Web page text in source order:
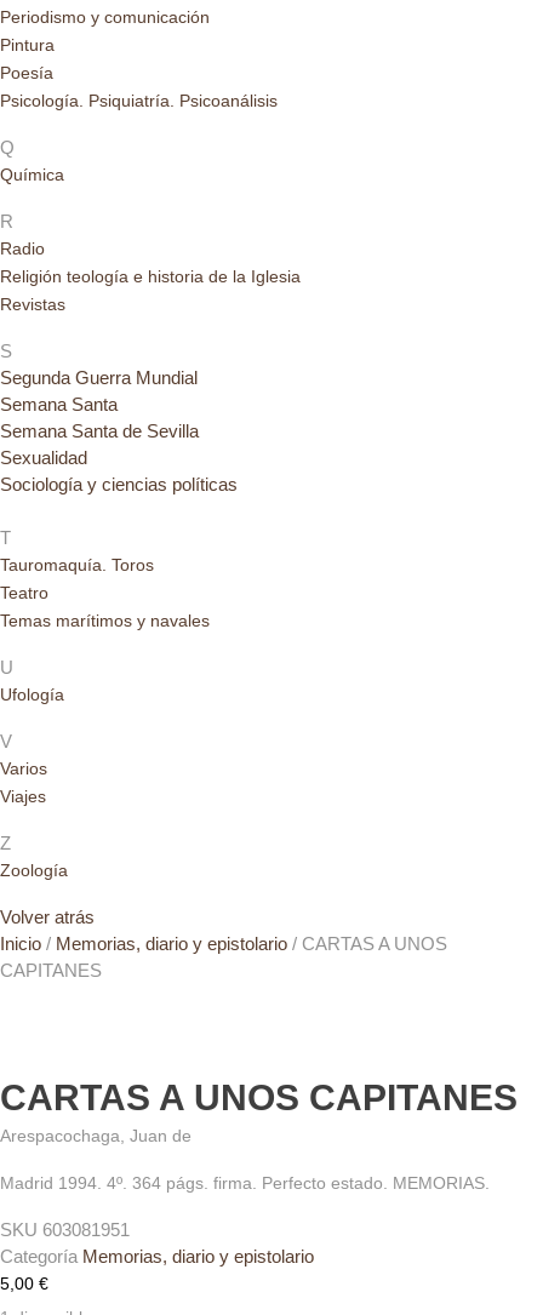
Periodismo y comunicación
Pintura
Poesía
Psicología. Psiquiatría. Psicoanálisis
Q
Química
R
Radio
Religión teología e historia de la Iglesia
Revistas
S
Segunda Guerra Mundial
Semana Santa
Semana Santa de Sevilla
Sexualidad
Sociología y ciencias políticas
T
Tauromaquía. Toros
Teatro
Temas marítimos y navales
U
Ufología
V
Varios
Viajes
Z
Zoología
Volver atrás
Inicio / Memorias, diario y epistolario / CARTAS A UNOS
CAPITANES
CARTAS A UNOS CAPITANES
Arespacochaga, Juan de
Madrid 1994. 4º. 364 págs. firma. Perfecto estado. MEMORIAS.
SKU 603081951
Categoría Memorias, diario y epistolario
5,00 €